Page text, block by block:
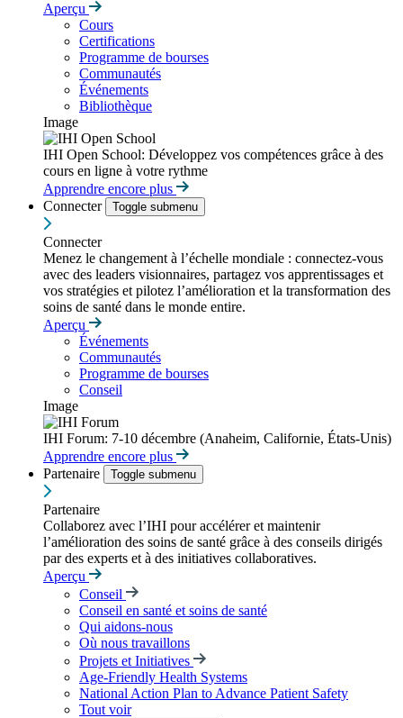
Aperçu
Cours
Certifications
Programme de bourses
Communautés
Événements
Bibliothèque
Image
IHI Open School: Développez vos compétences grâce à des
cours en ligne à votre rythme
Apprendre encore plus
Connecter
Toggle submenu
Connecter
Menez le changement à l’échelle mondiale : connectez-vous
avec des leaders visionnaires, partagez vos apprentissages et
vos stratégies et pilotez l’amélioration et la transformation des
soins de santé dans le monde entire.
Aperçu
Événements
Communautés
Programme de bourses
Conseil
Image
IHI Forum: 7-10 décembre (Anaheim, Californie, États-Unis)
Apprendre encore plus
Partenaire
Toggle submenu
Partenaire
Collaborez avec l’IHI pour accélérer et maintenir
l’amélioration des soins de santé grâce à des conseils dirigés
par des experts et à des initiatives collaboratives.
Aperçu
Conseil
Conseil en santé et soins de santé
Qui aidons-nous
Où nous travaillons
Projets et Initiatives
Age-Friendly Health Systems
National Action Plan to Advance Patient Safety
Tout voir